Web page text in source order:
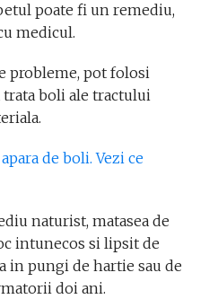
poate fi un remediu,
medicul.
probleme, pot folosi
boli ale tractului
de boli. Vezi ce
naturist, matasea de
intunecos si lipsit de
in pungi de hartie sau de
doi ani.